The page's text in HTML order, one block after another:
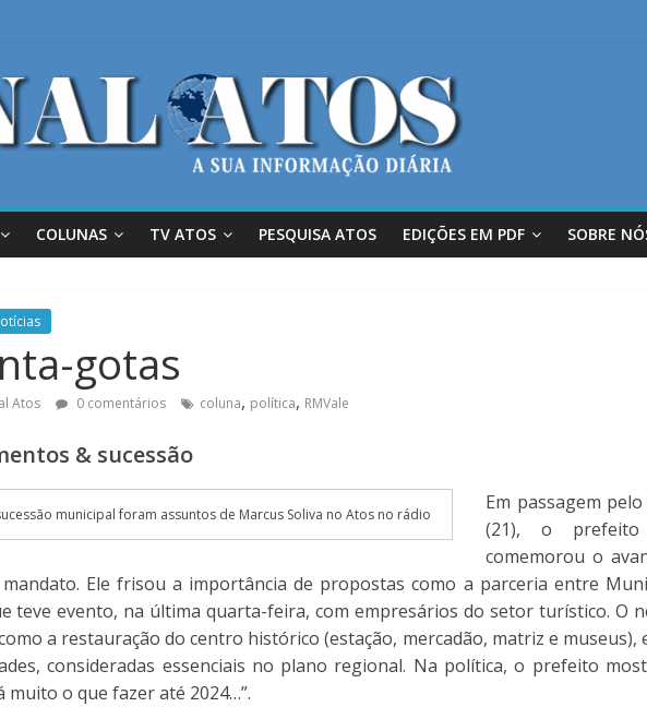
COLUNAS TV ATOS PESQUISA ATOS EDIÇÕES EM PDF SOBRE
gotas
Atos 0 comentários coluna, política, RMVale
& sucessão
municipal foram assuntos de Marcus Soliva no Atos no rádio
Em passagem pelo
(21), o prefeito
comemorou o
Ele frisou a importância de propostas como a parceria entre
teve evento, na última quarta-feira, com empresários do setor turístico. O
a restauração do centro histórico (estação, mercadão, matriz e
consideradas essenciais no plano regional. Na política, o prefeito
muito o que fazer até 2024…”.